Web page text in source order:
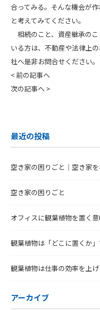
合ってみる。そんな機会が
と考えてみてください。
相続のこと、資産継承の
いる方は、不動産や法律上
社へ是非お問合せください
< 前の記事へ
次の記事へ >
最近の投稿
空き家の困りごと｜空き家
空き家の困りごと
オフィスに観葉植物を置く
観葉植物は「どこに置くか
観葉植物は仕事の効率を上
アーカイブ